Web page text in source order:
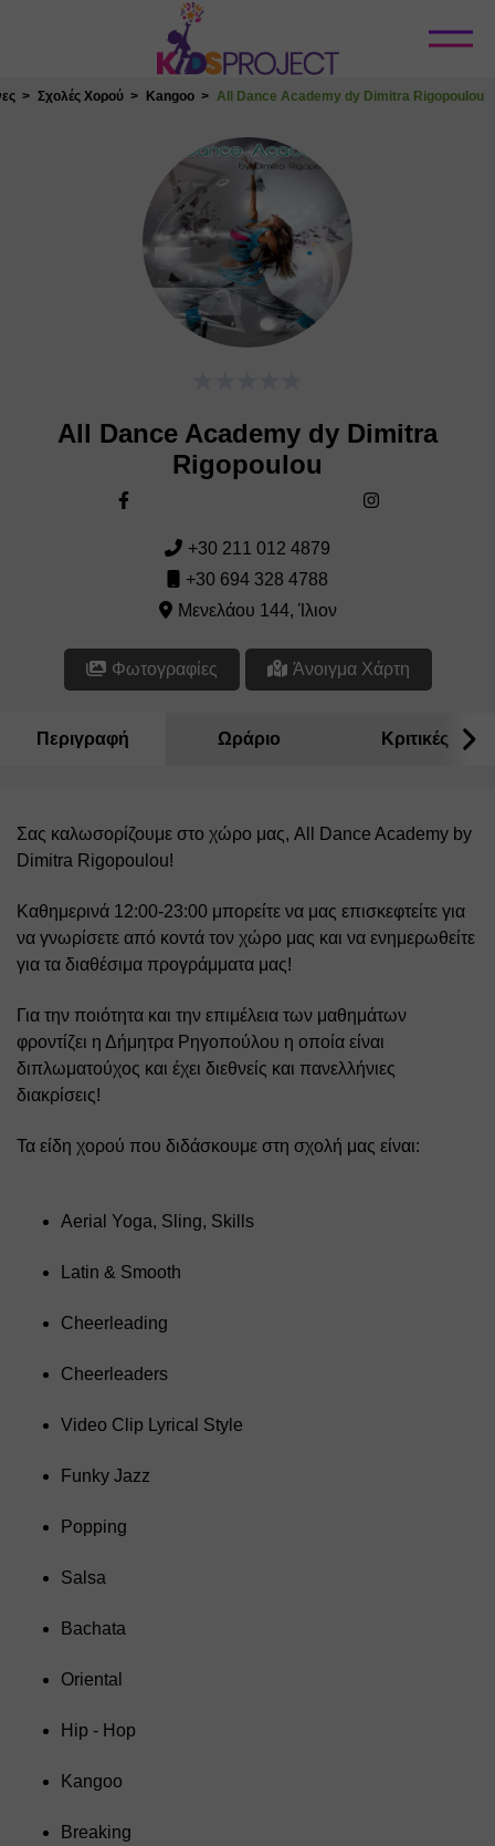
Κλείσιμο
Σχολές Χορού Kangoo All Dance Academy dy Dimitra Rigopoulou
All Dance Academy dy Dimitra
Rigopoulou
+30 211 012 4879
+30 694 328 4788
Μενελάου 144, Ίλιον
Φωτογραφίες Άνοιγμα Χάρτη
Περιγραφή Ωράριο Κριτικές
Σας καλωσορίζουμε στο χώρο μας, All Dance Academy by
Dimitra Rigopoulou!
Καθημερινά 12:00-23:00 μπορείτε να μας επισκεφτείτε για
να γνωρίσετε από κοντά τον χώρο μας και να ενημερωθείτε
για τα διαθέσιμα προγράμματα μας!
Για την ποιότητα και την επιμέλεια των μαθημάτων
φροντίζει η Δήμητρα Ρηγοπούλου η οποία είναι
διπλωματούχος και έχει διεθνείς και πανελλήνιες
διακρίσεις!
Τα είδη χορού που διδάσκουμε στη σχολή μας είναι:
Aerial Yoga, Sling, Skills
Latin & Smooth
Cheerleading
Cheerleaders
Video Clip Lyrical Style
Funky Jazz
Popping
Salsa
Bachata
Oriental
Hip - Hop
Kangoo
Breaking